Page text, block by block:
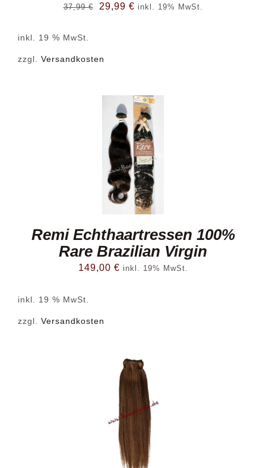
37,99€
Ursprünglicher
37,99 €
29,99 €Aktueller
inkl. 19% MwSt.
inkl. 19 % MwSt.
zzgl. Versandkosten
Remi Echthaartressen 100%
Rare Brazilian Virgin
149,00 € inkl. 19% MwSt.
inkl. 19 % MwSt.
zzgl. Versandkosten